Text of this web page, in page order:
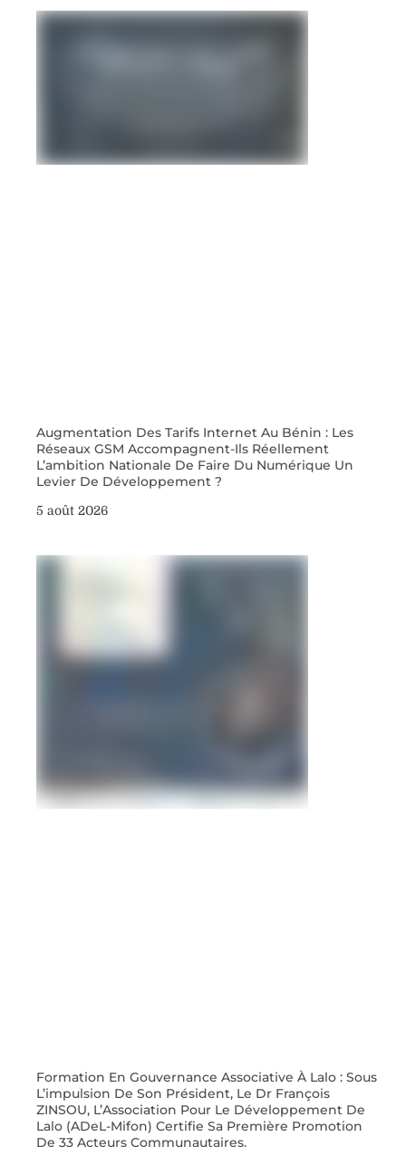
Augmentation Des Tarifs Internet Au Bénin : Les
Réseaux GSM Accompagnent-Ils Réellement
L’ambition Nationale De Faire Du Numérique Un
Levier De Développement ?
5 août 2026
Formation En Gouvernance Associative À Lalo : Sous
L’impulsion De Son Président, Le Dr François
ZINSOU, L’Association Pour Le Développement De
Lalo (ADeL-Mifon) Certifie Sa Première Promotion
De 33 Acteurs Communautaires.